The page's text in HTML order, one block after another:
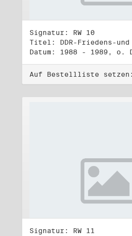
Signatur: RW 10
Datum: 1988 - 1989, o.
Auf Bestellliste setzen:
Signatur: RW 11